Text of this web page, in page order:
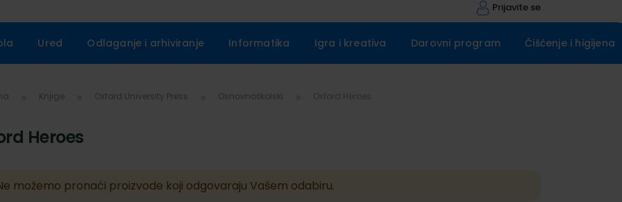
Prijavite se
Ured Odlaganje i arhiviranje Informatika Igra i kreativa Darovni program Čišćenje i higijena
Knjige Oxford University Press Osnovnoškolski
Heroes
možemo pronaći proizvode koji odgovaraju Vašem odabiru.